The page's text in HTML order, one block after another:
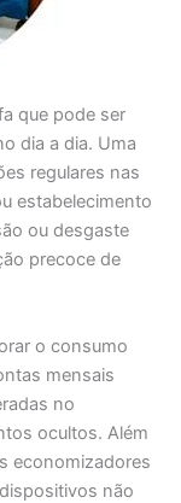
que pode ser
dia a dia. Uma
regulares nas
estabelecimento
ou desgaste
precoce de
o consumo
mensais
no
ocultos. Além
economizadores
não